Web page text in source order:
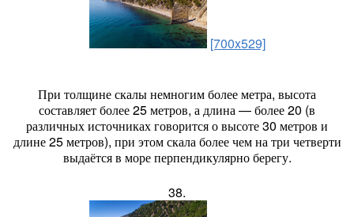
[700x529]
При толщине скалы немногим более метра, высота
составляет более 25 метров, а длина — более 20 (в
различных источниках говорится о высоте 30 метров и
длине 25 метров), при этом скала более чем на три четверти
выдаётся в море перпендикулярно берегу.
38.